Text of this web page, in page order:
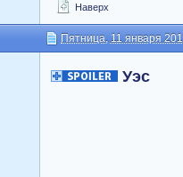
Наверх
Пятница, 11 января
Уэс